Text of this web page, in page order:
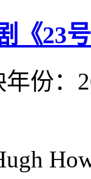
《23
年份：